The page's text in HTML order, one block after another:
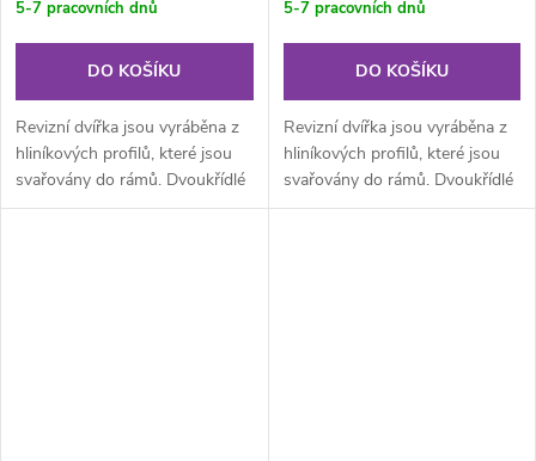
5-7 pracovních dnů
DO KOŠÍKU
Revizní dvířka jsou vyráběna z
hliníkových profilů, které jsou
svařovány do rámů. Dvoukřídlé
provedení je složeno z...
5-7 pracovních dnů
DO KOŠÍKU
Revizní dvířka jsou vyráběna z
hliníkových profilů, které jsou
svařovány do rámů. Dvoukřídlé
provedení je složeno z...